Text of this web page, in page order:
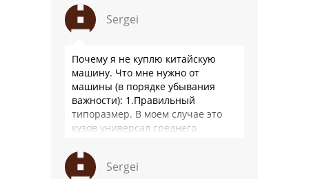
почти все китайские
производители работают …
Sergei
Почему я не куплю китайскую
машину. Что мне нужно от
машины (в порядке убывания
важности): 1.Правильный
типоразмер. В моем случае это
кузов универсал среднего
быть уверенным, что она меня
везде довезет и …
Sergei